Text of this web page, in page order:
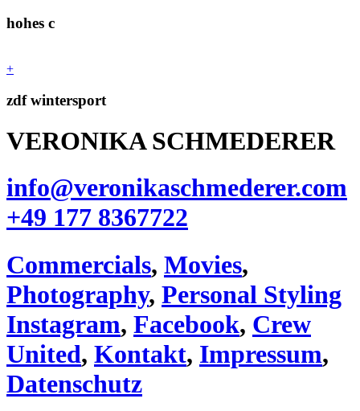
hohes c
+
zdf wintersport
VERONIKA SCHMEDERER
info@veronikaschmederer.com
+49 177 8367722‬
Commercials, Movies,
Photography, Personal Styling
Instagram, Facebook, Crew
United, Kontakt, Impressum,
Datenschutz